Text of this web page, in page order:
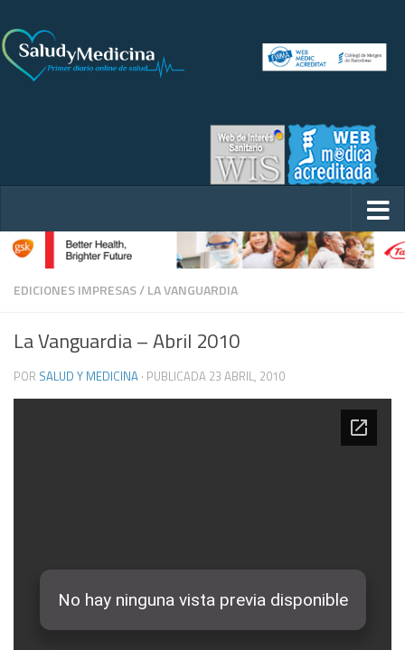
EDICIONES IMPRESAS/LA VANGUARDIA
La Vanguardia – Abril 2010
POR SALUD Y MEDICINA · PUBLICADA 23 ABRIL, 2010